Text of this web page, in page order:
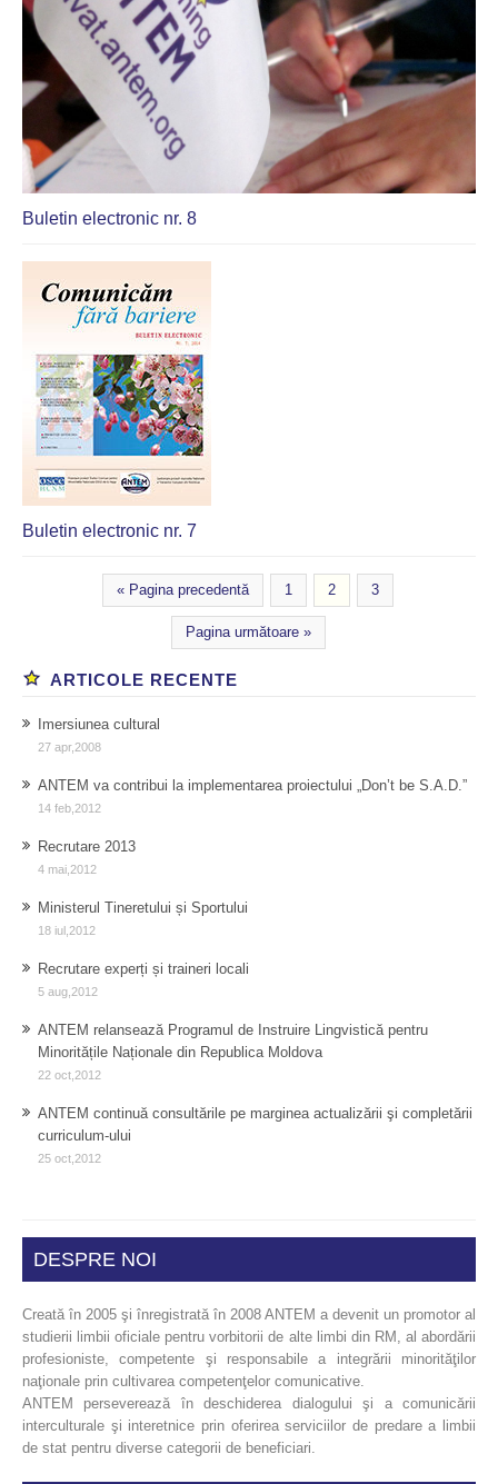
Buletin electronic nr. 8
Buletin electronic nr. 7
« Pagina precedentă 1 2 3
Pagina următoare »
ARTICOLE RECENTE
Imersiunea cultural
27 apr,2008
ANTEM va contribui la implementarea proiectului „Don’t be S.A.D.”
14 feb,2012
Recrutare 2013
4 mai,2012
Ministerul Tineretului și Sportului
18 iul,2012
Recrutare experți și traineri locali
5 aug,2012
ANTEM relansează Programul de Instruire Lingvistică pentru
Minoritățile Naționale din Republica Moldova
22 oct,2012
ANTEM continuă consultările pe marginea actualizării şi completării
curriculum-ului
25 oct,2012
DESPRE NOI
Creată în 2005 şi înregistrată în 2008 ANTEM a devenit un promotor al
studierii limbii oficiale pentru vorbitorii de alte limbi din RM, al abordării
profesioniste, competente şi responsabile a integrării minorităţilor
naţionale prin cultivarea competenţelor comunicative.
ANTEM perseverează în deschiderea dialogului şi a comunicării
interculturale şi interetnice prin oferirea serviciilor de predare a limbii
de stat pentru diverse categorii de beneficiari.